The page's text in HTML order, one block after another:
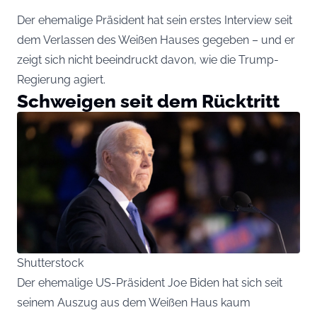
Der ehemalige Präsident hat sein erstes Interview seit
dem Verlassen des Weißen Hauses gegeben – und er
zeigt sich nicht beeindruckt davon, wie die Trump-
Regierung agiert.
Schweigen seit dem Rücktritt
Shutterstock
Der ehemalige US-Präsident Joe Biden hat sich seit
seinem Auszug aus dem Weißen Haus kaum